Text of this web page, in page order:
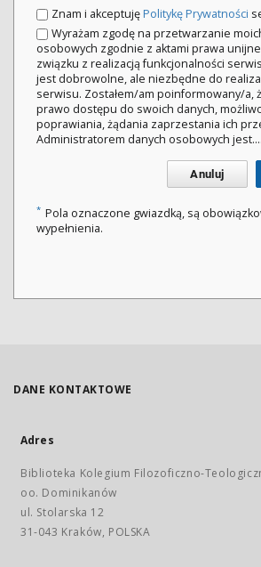
Znam i akceptujęPolitykę Prywatności
Wyrażam zgodę na przetwarzanie
osobowych zgodnie z aktami prawa
związku z realizacją funkcjonalności
jest dobrowolne, ale niezbędne do
serwisu. Zostałem/am poinformowany/a,
prawo dostępu do swoich danych,
poprawiania, żądania zaprzestania ich
Administratorem danych osobowych jest....
Anuluj
* Pola oznaczone gwiazdką, są
wypełnienia.
DANE KONTAKTOWE
Adres
Biblioteka Kolegium Filozoficzno-
oo. Dominikanów
ul. Stolarska 12
31-043 Kraków, POLSKA